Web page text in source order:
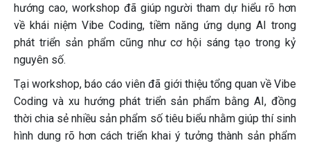
hướng cao, workshop đã giúp người tham dự hiểu rõ hơn
về khái niệm Vibe Coding, tiềm năng ứng dụng AI trong
phát triển sản phẩm cũng như cơ hội sáng tạo trong kỷ
nguyên số.
Tại workshop, báo cáo viên đã giới thiệu tổng quan về Vibe
Coding và xu hướng phát triển sản phẩm bằng AI, đồng
thời chia sẻ nhiều sản phẩm số tiêu biểu nhằm giúp thí sinh
hình dung rõ hơn cách triển khai ý tưởng thành sản phẩm